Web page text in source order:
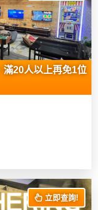
20人以上再免1位
立即查詢!